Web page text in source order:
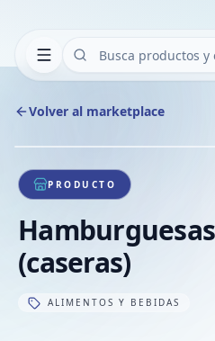
Volver al marketplace
1/1
PRODUCTO
(caseras)
ALIMENTOS Y BEBIDAS